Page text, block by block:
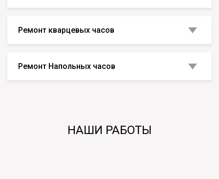
Ремонт кварцевых часов
Ремонт Напольных часов
НАШИ РАБОТЫ